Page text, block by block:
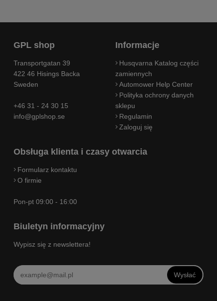
GPL shop
Transportgatan 39
422 46 Hisings Backa
Sweden
+46 31 - 24 30 15
info@gplshop.se
Informacje
Husqvarna Katalog części
zamiennych
Automower Help Center
Polityka ochrony danych
sklepu
Regulamin
Zaloguj się
Obsługa klienta i czasy otwarcia
Formularz kontaktu
O firmie
Pon-pt 09:00 - 16:00
Biuletyn informacyjny
Wypisz się z newslettera!
Wysłać